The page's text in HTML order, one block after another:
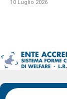
10 Luglio 2026